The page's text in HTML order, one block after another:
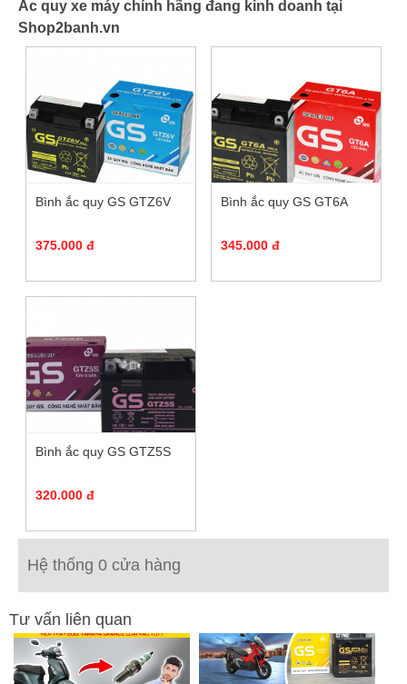
Ắc quy xe máy chính hãng đang kinh doanh tại
Shop2banh.vn
Bình ắc quy GS GTZ6V
375.000 đ
Bình ắc quy GS GT6A
345.000 đ
Bình ắc quy GS GTZ5S
320.000 đ
Hệ thống 0 cửa hàng
Tư vấn liên quan